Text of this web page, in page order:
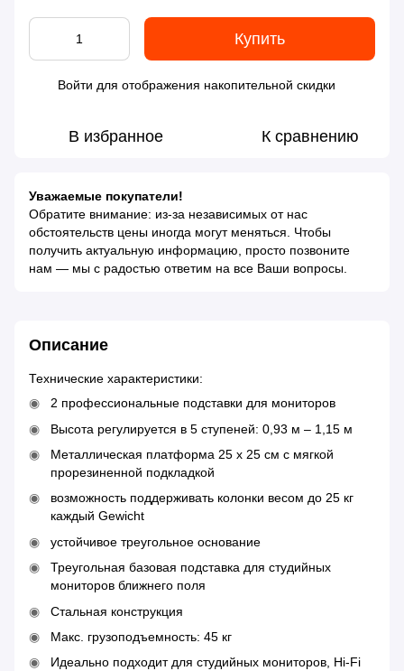
Купить
Войти для отображения накопительной скидки
В избранное К сравнению
Уважаемые покупатели!
Обратите внимание: из-за независимых от нас
обстоятельств цены иногда могут меняться. Чтобы
получить актуальную информацию, просто позвоните
нам — мы с радостью ответим на все Ваши вопросы.
Описание
Технические характеристики:
2 профессиональные подставки для мониторов
Высота регулируется в 5 ступеней: 0,93 м – 1,15 м
Металлическая платформа 25 х 25 см с мягкой
прорезиненной подкладкой
возможность поддерживать колонки весом до 25 кг
каждый Gewicht
устойчивое треугольное основание
Треугольная базовая подставка для студийных
мониторов ближнего поля
Стальная конструкция
Макс. грузоподъемность: 45 кг
Идеально подходит для студийных мониторов, Hi-Fi